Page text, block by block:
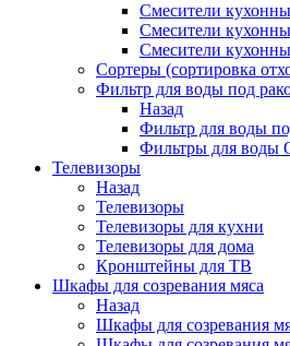
Смесители
Смесители
Смесители
Сортеры (сортировка
Фильтр для воды под
Назад
Фильтр для воды
Фильтры для воды
Телевизоры
Назад
Телевизоры
Телевизоры для кухни
Телевизоры для дома
Кронштейны для ТВ
Шкафы для созревания мяса
Назад
Шкафы для созревания